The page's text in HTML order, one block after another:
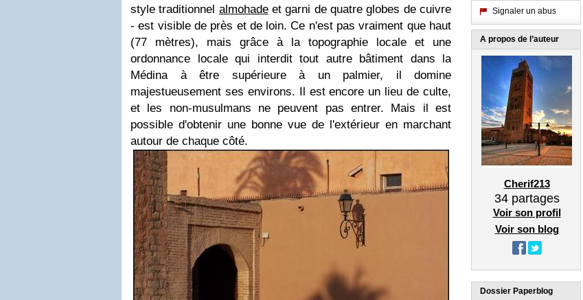
style traditionnel almohadeet garni de quatre globes de cuivre
- est visible de près et de loin. Ce n'est pas vraiment que haut
(77 mètres), mais grâce à la topographie locale et une
ordonnance locale qui interdit tout autre bâtiment dans la
Médina à être supérieure à un palmier, il domine
majestueusement ses environs. Il est encore un lieu de culte,
et les non-musulmans ne peuvent pas entrer. Mais il est
possible d'obtenir une bonne vue de l'extérieur en marchant
autour de chaque côté.
Signaler un abus
A propos de l’auteur
Cherif213
34partages
Voir son profil
Voir son blog
Dossier Paperblog